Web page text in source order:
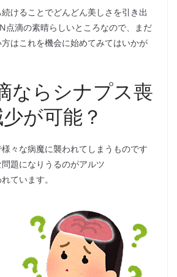
けることでどんどん美しさを引き出
点滴の素晴らしいところなので、まだ
はこれを機会に始めてみてはいかが
ならシナプス喪
が可能？
々な病魔に襲われてしまうものです
題になりうるのがアルツ
ています。